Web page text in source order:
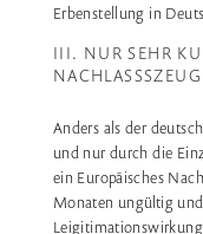
Erbenstellung in
III. NUR SEHR
Anders als der
und nur durch die
ein Europäisches
Monaten ungültig